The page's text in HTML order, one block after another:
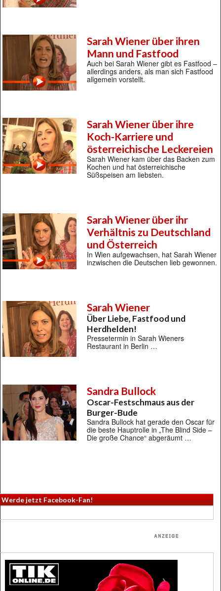
Sarah Wiener über ihren
Mann und Fastfood
Auch bei Sarah Wiener gibt es Fastfood –
allerdings anders, als man sich Fastfood
allgemein vorstellt.
Sarah Wiener über ihre
Koch-Karriere und
österreichische Leckereien
Sarah Wiener kam über das Backen zum
Kochen und hat österreichische
Süßspeisen am liebsten.
Sarah Wiener über ihr
Verhältnis zu Deutschland
und Österreich
In Wien aufgewachsen, hat Sarah Wiener
inzwischen die Deutschen lieb gewonnen.
Sarah Wiener
Über Liebe, Fastfood und
Herdhelden!
Pressetermin in Sarah Wieners
Restaurant in Berlin …
Sandra Bullock
Oscar-Festschmaus aus der
Burger-Bude
Sandra Bullock hat gerade den Oscar für
die beste Hauptrolle in „The Blind Side –
Die große Chance“ abgeräumt …
Werde jetzt Facebook-Fan!